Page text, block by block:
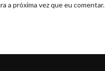
a próxima vez que eu comentar.